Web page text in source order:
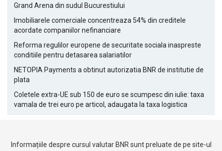
Grand Arena din sudul Bucurestiului
Imobiliarele comerciale concentreaza 54% din creditele
acordate companiilor nefinanciare
Reforma regulilor europene de securitate sociala inaspreste
conditiile pentru detasarea salariatilor
NETOPIA Payments a obtinut autorizatia BNR de institutie de
plata
Coletele extra-UE sub 150 de euro se scumpesc din iulie: taxa
vamala de trei euro pe articol, adaugata la taxa logistica
Informațiile despre cursul valutar BNR sunt preluate de pe site-ul